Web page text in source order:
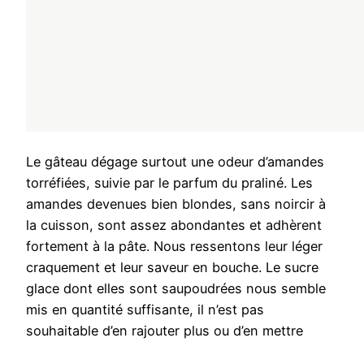
Le gâteau dégage surtout une odeur d’amandes
torréfiées, suivie par le parfum du praliné. Les
amandes devenues bien blondes, sans noircir à
la cuisson, sont assez abondantes et adhèrent
fortement à la pâte. Nous ressentons leur léger
craquement et leur saveur en bouche. Le sucre
glace dont elles sont saupoudrées nous semble
mis en quantité suffisante, il n’est pas
souhaitable d’en rajouter plus ou d’en mettre